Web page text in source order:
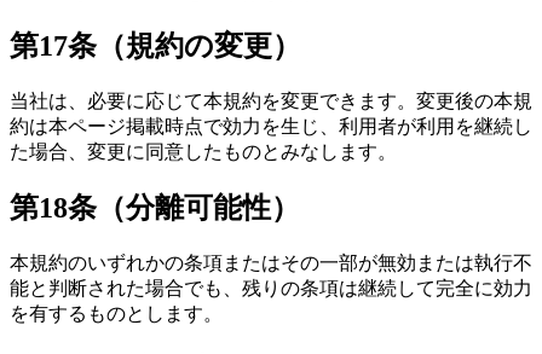
第17条（規約の変更）
当社は、必要に応じて本規約を変更できます。変更後の本規
約は本ページ掲載時点で効力を生じ、利用者が利用を継続し
た場合、変更に同意したものとみなします。
第18条（分離可能性）
本規約のいずれかの条項またはその一部が無効または執行不
能と判断された場合でも、残りの条項は継続して完全に効力
を有するものとします。